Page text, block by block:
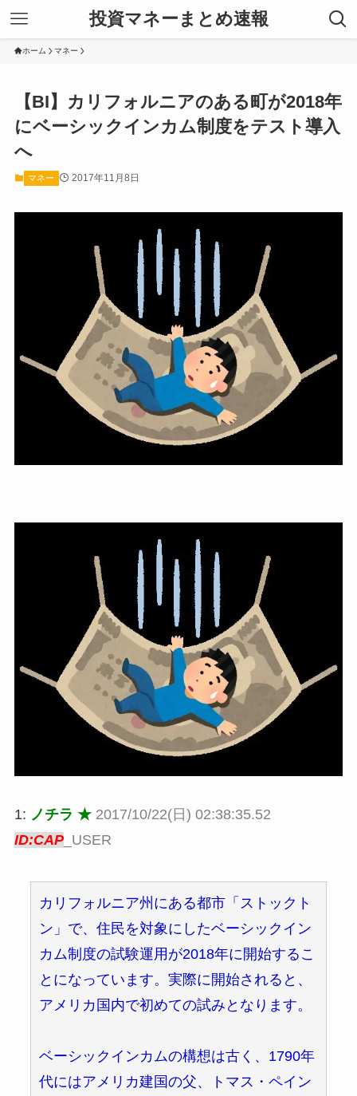
投資マネーまとめ速報
ホーム マネー
【BI】カリフォルニアのある町が2018年
にベーシックインカム制度をテスト導入
へ
マネー 2017年11月8日
1: ノチラ ★ 2017/10/22(日) 02:38:35.52
ID:CAP_USER
カリフォルニア州にある都市「ストックト
ン」で、住民を対象にしたベーシックイン
カム制度の試験運用が2018年に開始するこ
とになっています。実際に開始されると、
アメリカ国内で初めての試みとなります。
ベーシックインカムの構想は古く、1790年
代にはアメリカ建国の父、トマス・ペイン